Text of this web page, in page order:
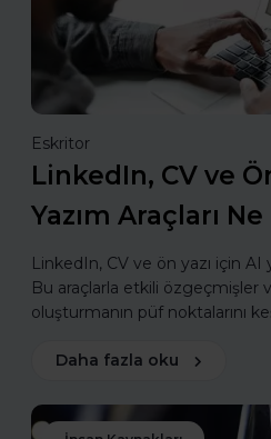
Eskritor
LinkedIn, CV ve
Yazım Araçları Ne
LinkedIn, CV ve ön yazı için AI
Bu araçlarla etkili özgeçmişler
oluşturmanın püf noktalarını
Daha fazla oku